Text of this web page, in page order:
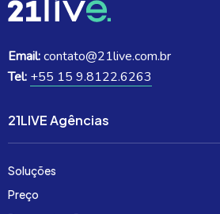
Email:contato@21live.com.br
Tel: +55 15 9.8122.6263
21LIVE Agências
Soluções
Preço